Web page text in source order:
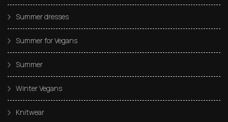
Summer dresses
Summer for Vegans
Summer
Winter Vegans
Knitwear